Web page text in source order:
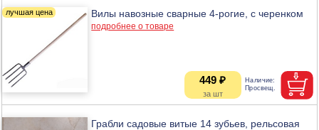
Вилы навозные сварные 4-рогие, с черенком
подробнее о товаре
449 ₽
Грабли садовые витые 14 зубьев, рельсовая